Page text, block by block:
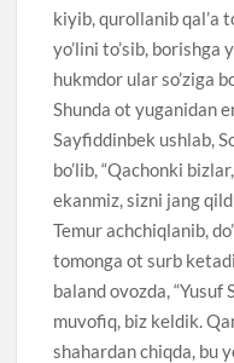
kiyib, qurollanib qal’a
yo’lini to’sib,
hukmdor ular so’ziga
Shunda ot yuganidan
Sayfiddinbek ushlab,
bo’lib, “Qachonki
ekanmiz, sizni jang
Temur achchiqlanib,
tomonga ot surb
baland ovozda, “Yusuf
muvofiq, biz keldik.
shahardan chiqda, bu